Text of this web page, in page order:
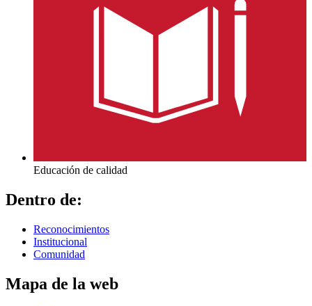
Educación de calidad
Dentro de:
Reconocimientos
Institucional
Comunidad
Mapa de la web